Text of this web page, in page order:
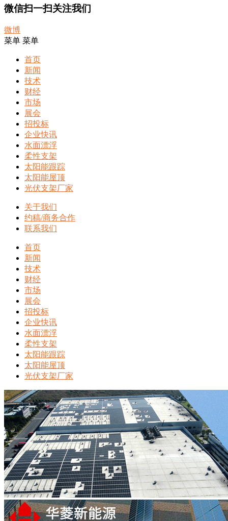
微信扫一扫关注我们
微博
菜单 菜单
首页
新闻
技术
财经
市场
展会
招投标
企业快讯
水面漂浮
柔性支架
太阳能跟踪
太阳能屋顶
光伏支架厂家
关于我们
约稿/商务合作
联系我们
首页
新闻
技术
财经
市场
展会
招投标
企业快讯
水面漂浮
柔性支架
太阳能跟踪
太阳能屋顶
光伏支架厂家